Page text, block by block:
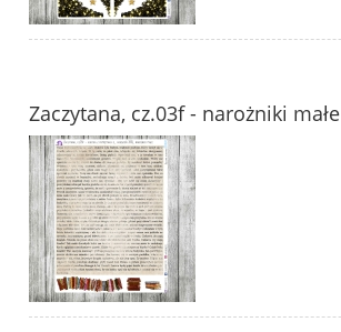
Zaczytana, cz.03f - narożniki małe